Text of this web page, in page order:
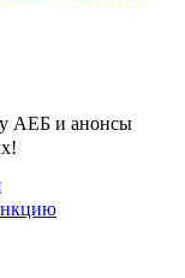
АЕБ и анонсы